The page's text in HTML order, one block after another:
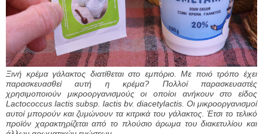
Ξινή κρέμα γάλακτος διατίθεται στο εμπόριο. Με ποιό τρόπο έχει
παρασκευασθεί αυτή η κρέμα? Πολλοί παρασκευαστές
χρησιμοποιούν μικροοργανισμούς οι οποίοι ανήκουν στο είδος
Lactococcus lactis subsp. lactis bv. diacetylactis. Οι μικροοργανισμοί
αυτοί μπορούν και ζυμώνουν τα κιτρικά του γάλακτος. Έτσι το τελικό
προϊόν χαρακτηρίζεται από το πλούσιο άρωμα του διακετυλίου και